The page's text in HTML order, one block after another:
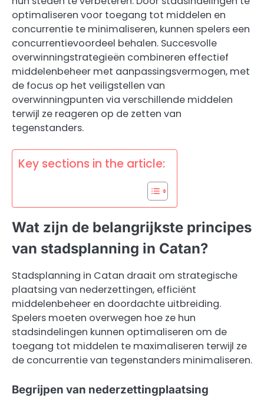
optimaliseren voor toegang tot middelen en
concurrentie te minimaliseren, kunnen spelers een
concurrentievoordeel behalen. Succesvolle
overwinningstrategieën combineren effectief
middelenbeheer met aanpassingsvermogen, met
de focus op het veiligstellen van
overwinningpunten via verschillende middelen
terwijl ze reageren op de zetten van
tegenstanders.
Key sections in the article:
Wat zijn de belangrijkste principes
van stadsplanning in Catan?
Stadsplanning in Catan draait om strategische
plaatsing van nederzettingen, efficiënt
middelenbeheer en doordachte uitbreiding.
Spelers moeten overwegen hoe ze hun
stadsindelingen kunnen optimaliseren om de
toegang tot middelen te maximaliseren terwijl ze
de concurrentie van tegenstanders minimaliseren.
Begrijpen van nederzettingplaatsing